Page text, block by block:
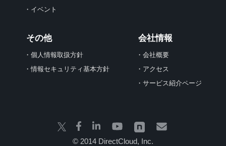
・イベント
その他
・個人情報取扱方針
・情報セキュリティ基本方針
会社情報
・会社概要
・アクセス
・サービス紹介ページ
© 2014 DirectCloud, Inc.